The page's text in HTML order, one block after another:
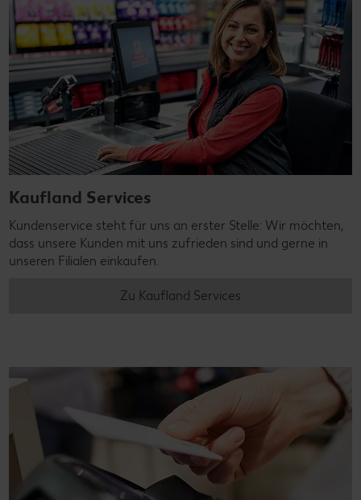
Kaufland Services
Kundenservice steht für uns an erster Stelle: Wir möchten,
dass unsere Kunden mit uns zufrieden sind und gerne in
unseren Filialen einkaufen.
Zu Kaufland Services